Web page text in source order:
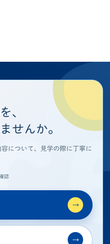
、
せんか。
について、見学の際に丁寧に
認
→
→